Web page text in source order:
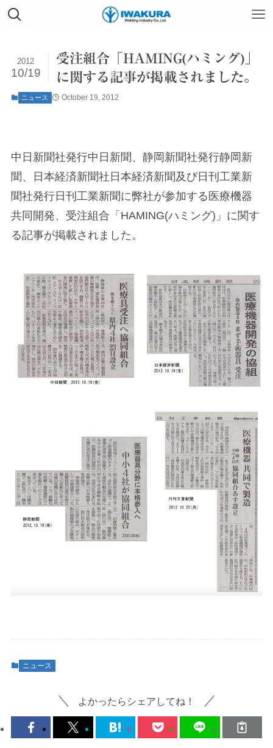
受注組合「HAMING(ハミング)」
に関する記事が掲載されました。
2012
10/19
ニュース October 19, 2012
中日新聞社発行中日新聞、静岡新聞社発行静岡新
聞、日本経済新聞社日本経済新聞及び日刊工業新
聞社発行日刊工業新聞に弊社が参加する医療機器
共同開発、受注組合「HAMING(ハミング)」に関す
る記事が掲載されました。
ニュース
よかったらシェアしてね！